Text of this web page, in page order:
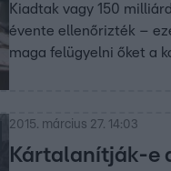
Kiadtak vagy 150
évente ellenőrizték –
maga felügyelni őket a
2015. március 27. 14:03
Kártalanítják-e